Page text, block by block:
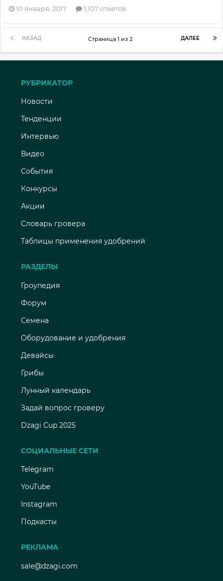
10 января, 2017 1,107 ответов
НАЗАД ДАЛЕЕ
Страница 1 из 2
РУБРИКАТОР
Новости
Тенденции
Интервью
Видео
События
Конкурсы
Акции
Словарь гровера
Таблицы применения удобрений
РАЗДЕЛЫ
Гроупедия
Форум
Семена
Оборудование и удобрения
Девайсы
Грибы
Лунный календарь
Задай вопрос гроверу
Dzagi Cup 2025
СОЦИАЛЬНЫЕ СЕТИ
Telegram
YouTube
Instagram
Подкасты
РЕКЛАМА
sale@dzagi.com